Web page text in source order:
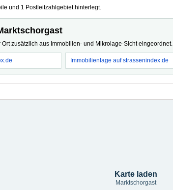
und 1 Postleitzahlgebiet hinterlegt.
zusätzlich aus Immobilien- und Mikrolage-Sicht eingeordnet.
Immobilienlage auf strassenindex.de
Karte laden
Marktschorgast